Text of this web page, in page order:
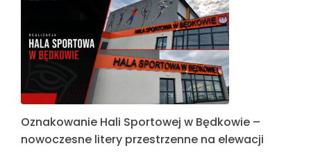
Oznakowanie Hali Sportowej w Będkowie –
nowoczesne litery przestrzenne na elewacji